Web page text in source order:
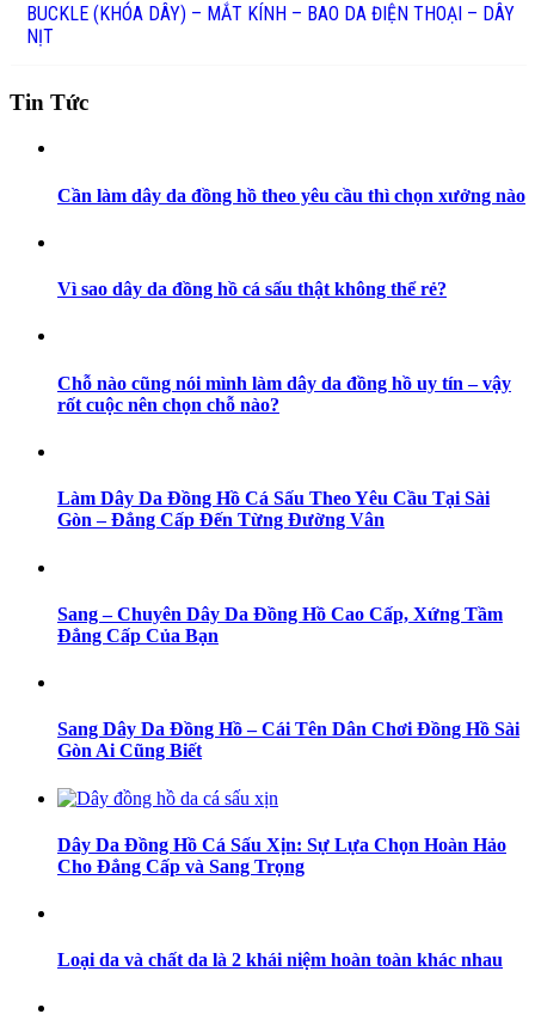
BUCKLE (KHÓA DÂY) – MẮT KÍNH – BAO DA ĐIỆN THOẠI – DÂY
NỊT
Tin Tức
Cần làm dây da đồng hồ theo yêu cầu thì chọn xưởng nào
Vì sao dây da đồng hồ cá sấu thật không thể rẻ?
Chỗ nào cũng nói mình làm dây da đồng hồ uy tín – vậy
rốt cuộc nên chọn chỗ nào?
Làm Dây Da Đồng Hồ Cá Sấu Theo Yêu Cầu Tại Sài
Gòn – Đẳng Cấp Đến Từng Đường Vân
Sang – Chuyên Dây Da Đồng Hồ Cao Cấp, Xứng Tầm
Đẳng Cấp Của Bạn
Sang Dây Da Đồng Hồ – Cái Tên Dân Chơi Đồng Hồ Sài
Gòn Ai Cũng Biết
Dây Da Đồng Hồ Cá Sấu Xịn: Sự Lựa Chọn Hoàn Hảo
Cho Đẳng Cấp và Sang Trọng
Loại da và chất da là 2 khái niệm hoàn toàn khác nhau